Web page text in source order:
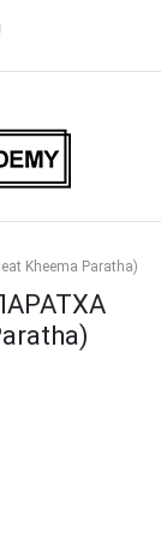
Kheema Paratha)